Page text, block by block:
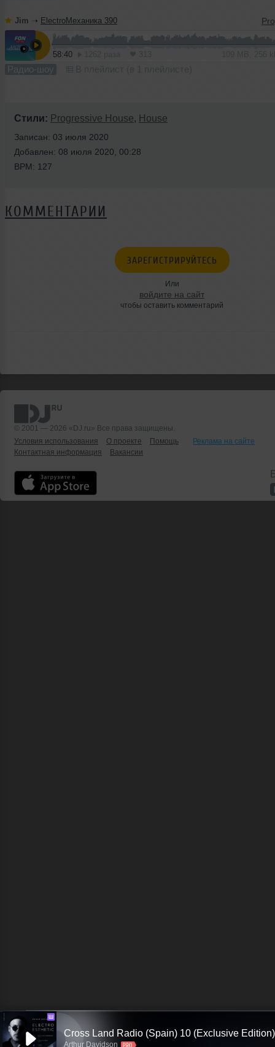
Jim ➝ ElectroМеханика 390
58:40
Радио-шоу
Стили: Progressive House, House
Записан: 03 июля 2020
Добавлен: 08 июля 2020, 00:28
BPM: 127
КОММЕНТАРИИ
ЗАРЕГИСТРИРУЙТЕСЬ
Или
войдите на сайт
чтобы оставить комментарий
© 2001 — 2026 «DJ.ru» Все права защищены.
Условия использования
О проекте Помощь
Реклама на сайте
Контактная информация
Вакансии
Ш
Cross Land Radio (Spain) 10 (Exclusive Edition)
Arthur Davidson